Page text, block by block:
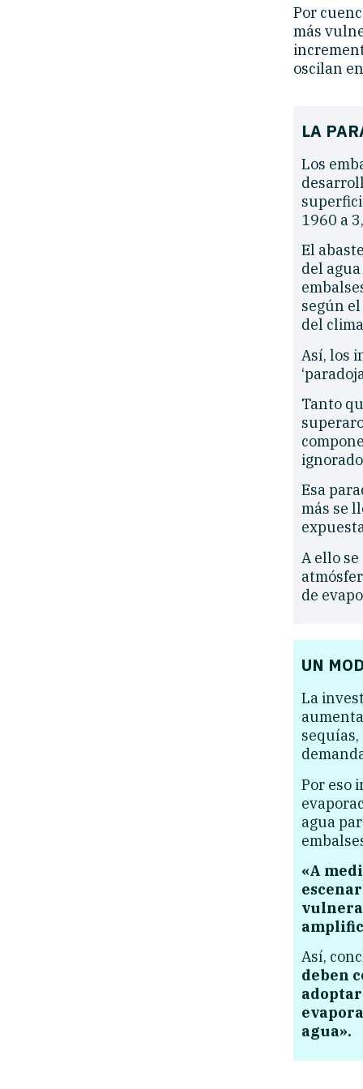
Por
más
oscilan
LA
Los
1960 a
El
del
según
del
Así, los
Tanto
Esa
más se
A ello
de
UN
La
Por eso
agua
«A
Así,
deben
agua».